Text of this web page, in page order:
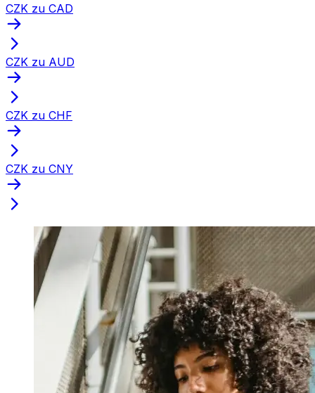
CZK zu CAD
CZK zu AUD
CZK zu CHF
CZK zu CNY